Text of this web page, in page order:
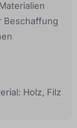
Beschaffung
Holz, Filz